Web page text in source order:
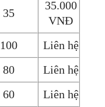
35
35.000
VNĐ
100
Liên hệ
80
Liên hệ
60
Liên hệ